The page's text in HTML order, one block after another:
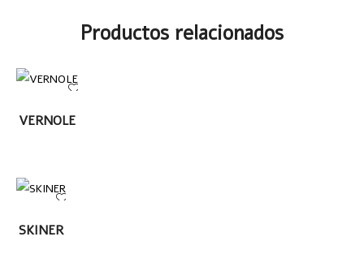
Productos relacionados
LEER MÁS
VERNOLE
MÁS
SKINER